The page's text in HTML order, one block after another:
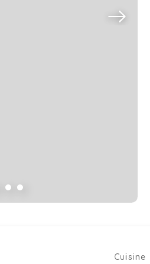
Cuisine